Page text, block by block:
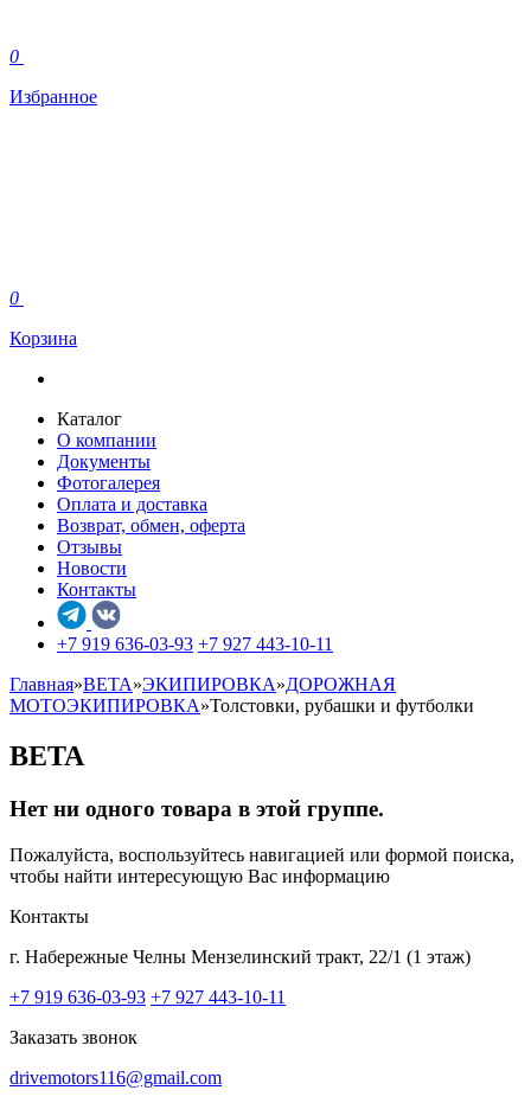
0
Избранное
0
Корзина
Каталог
О компании
Документы
Фотогалерея
Оплата и доставка
Возврат, обмен, оферта
Отзывы
Новости
Контакты
+7 919 636-03-93 +7 927 443-10-11
Главная»BETA»ЭКИПИРОВКА»ДОРОЖНАЯ
МОТОЭКИПИРОВКА»Толстовки, рубашки и футболки
BETA
Нет ни одного товара в этой группе.
Пожалуйста, воспользуйтесь навигацией или формой поиска,
чтобы найти интересующую Вас информацию
Контакты
г. Набережные Челны Мензелинский тракт, 22/1 (1 этаж)
+7 919 636-03-93 +7 927 443-10-11
Заказать звонок
drivemotors116@gmail.com